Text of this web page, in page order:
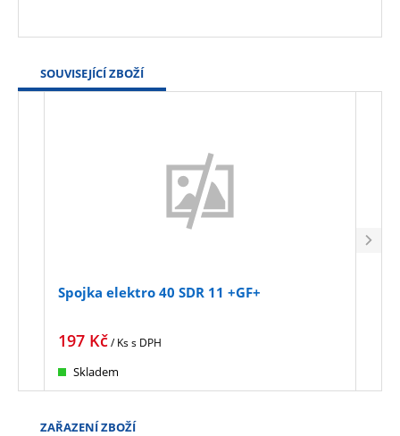
SOUVISEJÍCÍ ZBOŽÍ
Spojka elektro 40 SDR 11 +GF+
197 Kč/ Kss DPH
Skladem
ZAŘAZENÍ ZBOŽÍ